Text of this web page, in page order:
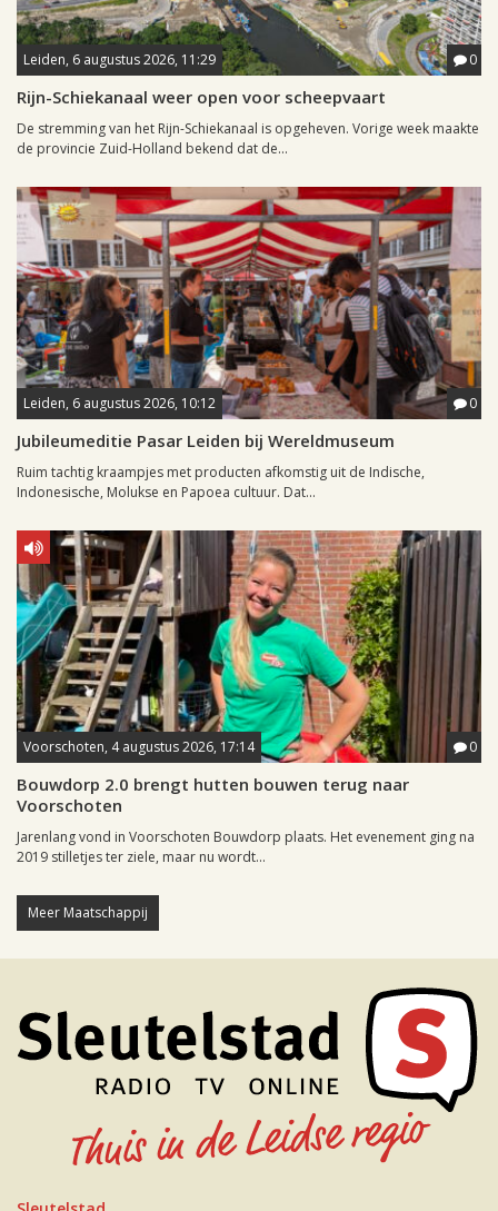
Leiden, 6 augustus 2026, 11:29 0
Rijn-Schiekanaal weer open voor scheepvaart
De stremming van het Rijn-Schiekanaal is opgeheven. Vorige week maakte
de provincie Zuid-Holland bekend dat de...
Leiden, 6 augustus 2026, 10:12 0
Jubileumeditie Pasar Leiden bij Wereldmuseum
Ruim tachtig kraampjes met producten afkomstig uit de Indische,
Indonesische, Molukse en Papoea cultuur. Dat...
Voorschoten, 4 augustus 2026, 17:14 0
Bouwdorp 2.0 brengt hutten bouwen terug naar
Voorschoten
Jarenlang vond in Voorschoten Bouwdorp plaats. Het evenement ging na
2019 stilletjes ter ziele, maar nu wordt...
Meer Maatschappij